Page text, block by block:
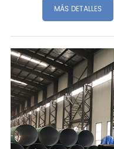
MÁS DETALLES